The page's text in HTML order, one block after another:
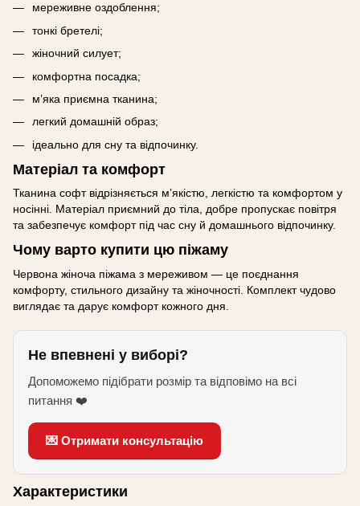
мереживне оздоблення;
тонкі бретелі;
жіночний силует;
комфортна посадка;
м’яка приємна тканина;
легкий домашній образ;
ідеально для сну та відпочинку.
Матеріал та комфорт
Тканина софт відрізняється м’якістю, легкістю та комфортом у
носінні. Матеріал приємний до тіла, добре пропускає повітря
та забезпечує комфорт під час сну й домашнього відпочинку.
Чому варто купити цю піжаму
Червона жіноча піжама з мереживом — це поєднання
комфорту, стильного дизайну та жіночності. Комплект чудово
виглядає та дарує комфорт кожного дня.
Не впевнені у виборі?
Допоможемо підібрати розмір та відповімо на всі
питання ❤️
💌 Отримати консультацію
Характеристики